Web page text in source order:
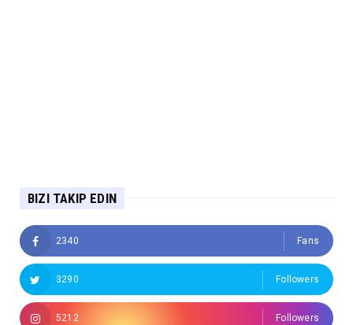
BIZI TAKIP EDIN
2340 Fans
3290 Followers
5212 Followers